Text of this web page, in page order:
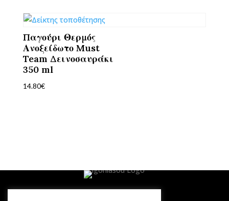
Παγούρι Θερμός
Ανοξείδωτο Must
Team Δεινοσαυράκι
350 ml
14.80€